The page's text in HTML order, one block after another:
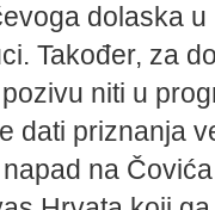
dolaska
Također, za
niti u
dati priznanja
na